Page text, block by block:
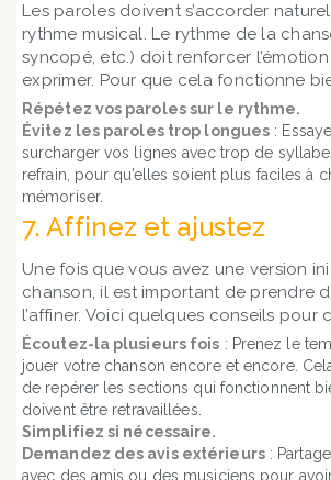
Les paroles doivent s’accorder
rythme musical. Le rythme de la
syncopé, etc.) doit renforcer
exprimer. Pour que cela fonctionne
Répétez vos paroles sur le rythme.
Évitez les paroles trop longues :
surcharger vos lignes avec trop de
refrain, pour qu’elles soient plus faciles à
mémoriser.
7. Affinez et ajustez
Une fois que vous avez une version
chanson, il est important de prendre
l’affiner. Voici quelques conseils pour
Écoutez-la plusieurs fois : Prenez le
jouer votre chanson encore et encore.
de repérer les sections qui fonctionnent
doivent être retravaillées.
Simplifiez si nécessaire.
Demandez des avis extérieurs:
avec des amis ou des musiciens pour